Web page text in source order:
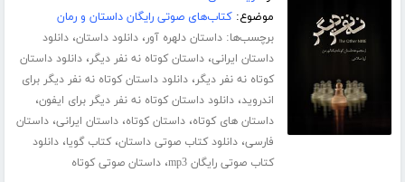
موضوع:کتاب‌های صوتی رایگان داستان و رمان
برچسب‌ها:داستان دلهره آور،دانلود داستان،دانلود
داستان ایرانی،داستان کوتاه نه نفر دیگر،دانلود داستان
کوتاه نه نفر دیگر،دانلود داستان کوتاه نه نفر دیگر برای
اندروید،دانلود داستان کوتاه نه نفر دیگر برای ایفون،
داستان های کوتاه،داستان کوتاه،داستان ایرانی،داستان
فارسی،دانلود کتاب صوتی داستان،کتاب گویا،دانلود
کتاب صوتی رایگان mp3
،داستان صوتی کوتاه